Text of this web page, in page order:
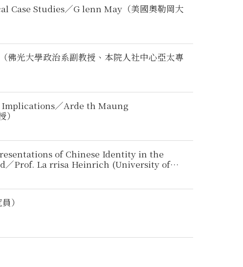
Studies／G lenn May（美國奧勒岡大
佛光大學政治系副教授、本院人社中心亞太專
／Arde th Maung
of Chinese Identity in the
／Prof. La rrisa Heinrich (University of
）